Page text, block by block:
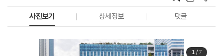
사진보기 상세정보 댓글
1/ 7